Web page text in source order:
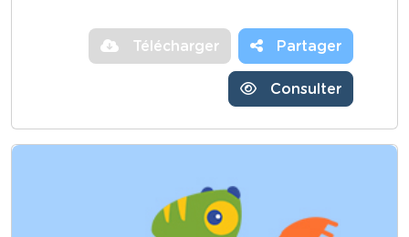
Télécharger Partager
Consulter